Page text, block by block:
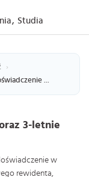
Studia
›
...
3-letnie
w
rewidenta,